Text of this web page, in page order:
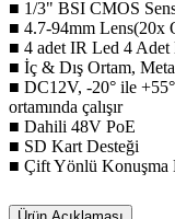
■ 1/3" BSI CMOS
■ 4.7-94mm Lens(20x
■ 4 adet IR Led 4 Adet
■ İç & Dış Ortam,
■ DC12V, -20° ile +55°
ortamında çalışır
■ Dahili 48V PoE
■ SD Kart Desteği
■ Çift Yönlü Konuşma